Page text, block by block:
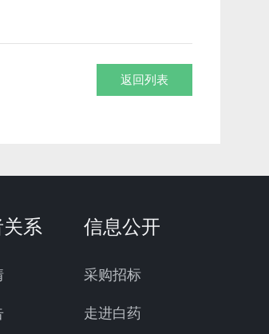
返回列表
系 信息公开
采购招标
走进白药